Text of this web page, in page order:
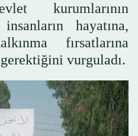
kurumlarının
hayatına,
fırsatlarına
gerektiğini vurguladı.